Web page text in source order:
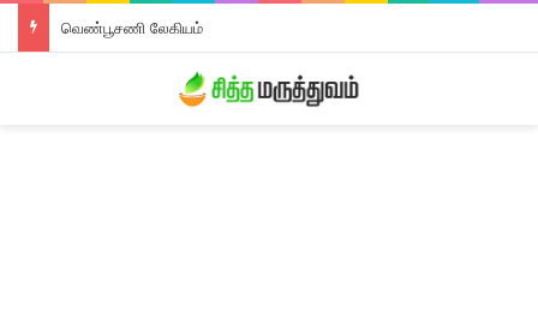
வெண்பூசணி லேகியம்